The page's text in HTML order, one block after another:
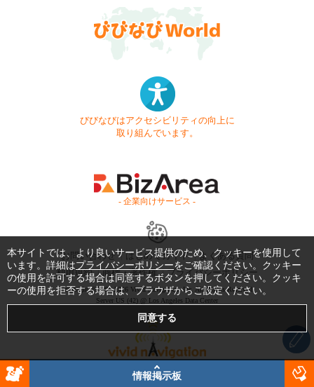
びびなびはアクセシビリティの向上に
取り組んでいます。
- 企業向けサービス -
お問い合わせ はじめてガイド
よくある質問
利用規約
商標・著作権 プライバシーポリシー
Copyright © 1999-2026 Vivid Navigation, Inc. All Rights Reserved.
Server US (42) @ Los Angeles Data Center
情報掲示板
本サイトでは、より良いサービス提供のため、クッキーを使用して
います。詳細はプライバシーポリシーをご確認ください。クッキー
の使用を許可する場合は同意するボタンを押してください。クッキ
ーの使用を拒否する場合は、ブラウザからご設定ください。